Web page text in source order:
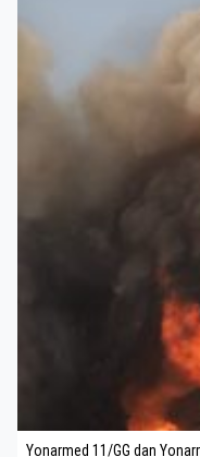
Yonarmed 11/GG dan